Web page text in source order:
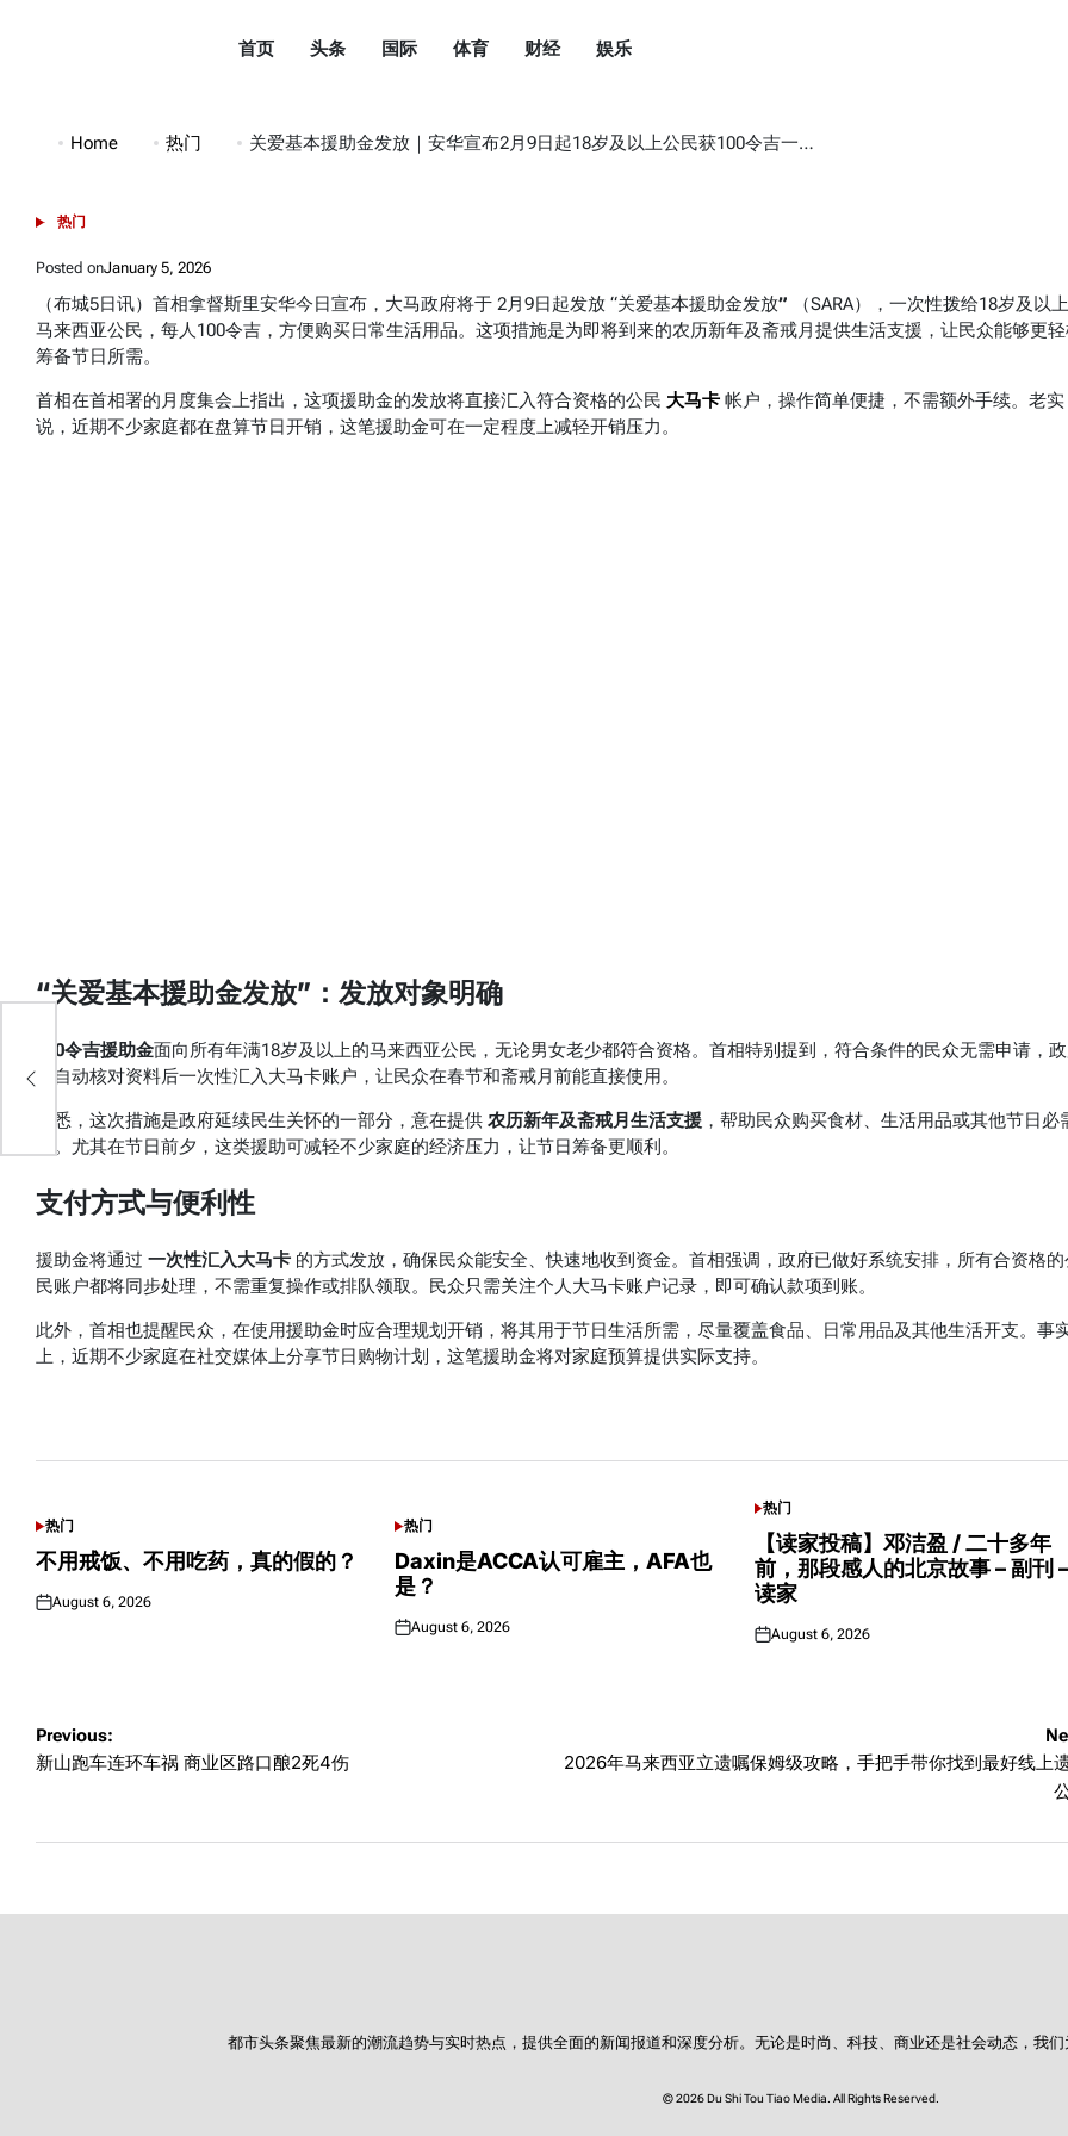
市
条
DuShiTouTiao
首页 头条 国际 体育 财经 娱乐
Home 热门 关爱基本援助金发放｜安华宣布2月9日起18岁及以上公民获100令吉一次性拨款
POSTED
热门
Posted onJanuary 5, 2026
（布城5日讯）首相拿督斯里安华今日宣布，大马政府将于 2月9日起发放 “关爱基本援助金发放” （SARA），一次性拨给18岁及以
马来西亚公民，每人100令吉，方便购买日常生活用品。这项措施是为即将到来的农历新年及斋戒月提供生活支援，让民众能够更
筹备节日所需。
首相在首相署的月度集会上指出，这项援助金的发放将直接汇入符合资格的公民 大马卡 帐户，操作简单便捷，不需额外手续。老实
说，近期不少家庭都在盘算节日开销，这笔援助金可在一定程度上减轻开销压力。
“关爱基本援助金发放”：发放对象明确
100令吉援助金面向所有年满18岁及以上的马来西亚公民，无论男女老少都符合资格。首相特别提到，符合条件的民众无需申请，
将自动核对资料后一次性汇入大马卡账户，让民众在春节和斋戒月前能直接使用。
据悉，这次措施是政府延续民生关怀的一部分，意在提供 农历新年及斋戒月生活支援 ，帮助民众购买食材、生活用品或其他节日必
品。尤其在节日前夕，这类援助可减轻不少家庭的经济压力，让节日筹备更顺利。
支付方式与便利性
援助金将通过 一次性汇入大马卡 的方式发放，确保民众能安全、快速地收到资金。首相强调，政府已做好系统安排，所有合资格的
民账户都将同步处理，不需重复操作或排队领取。民众只需关注个人大马卡账户记录，即可确认款项到账。
此外，首相也提醒民众，在使用援助金时应合理规划开销，将其用于节日生活所需，尽量覆盖食品、日常用品及其他生活开支。事
上，近期不少家庭在社交媒体上分享节日购物计划，这笔援助金将对家庭预算提供实际支持。
POSTED
IN
热门
不用戒饭、不用吃药，真的假的？
Posted
August 6, 2026
POSTED
IN
热门
Daxin是ACCA认可雇主，AFA也
是？
Posted
August 6, 2026
POSTED
热门
【读家投稿】邓洁盈 / 二十多年
前，那段感人的北京故事 – 副刊 –
读家
Posted
August 6, 2026
Post
navigation
Previous:
新山跑车连环车祸 商业区路口酿2死4伤
2026年马来西亚立遗嘱保姆级攻略，手把手带你找到最好线上
都市头条聚焦最新的潮流趋势与实时热点，提供全面的新闻报道和深度分析。无论是时尚、科技、商业还是社会动态，我们
© 2026 Du Shi Tou Tiao Media. All Rights Reserved.